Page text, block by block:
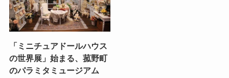
「ミニチュアドールハウス
の世界展」始まる、菰野町
のパラミタミュージアム